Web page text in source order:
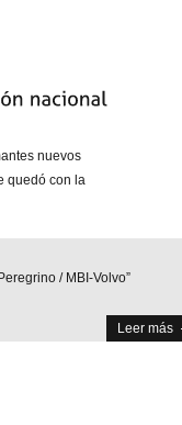
nuevos
quedó con la
/ MBI-Volvo”
Leer más